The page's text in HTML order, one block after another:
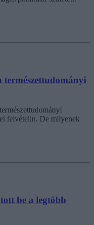
felvételin. De milyenek
be a legtöbb